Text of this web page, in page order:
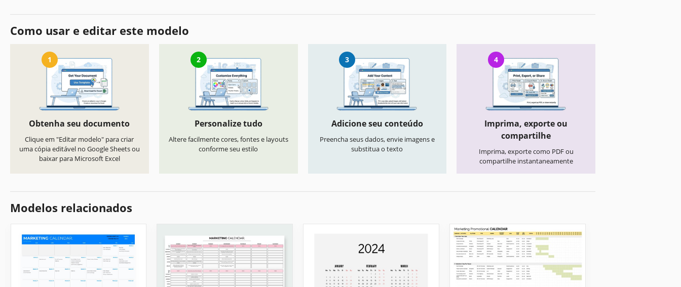
Como usar e editar este modelo
1
Obtenha seu documento
Clique em "Editar modelo" para criar
uma cópia editável no Google Sheets ou
baixar para Microsoft Excel
2
Personalize tudo
Altere facilmente cores, fontes e layouts
conforme seu estilo
3
Adicione seu conteúdo
Preencha seus dados, envie imagens e
substitua o texto
4
Imprima, exporte ou
compartilhe
Imprima, exporte como PDF ou
compartilhe instantaneamente
Modelos relacionados